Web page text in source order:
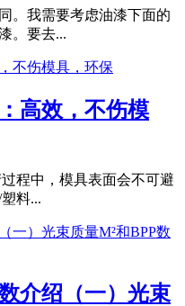
。我需要考虑油漆下面的
。要去...
高效，不伤模
程中，模具表面会不可避
料...
介绍（一）光束